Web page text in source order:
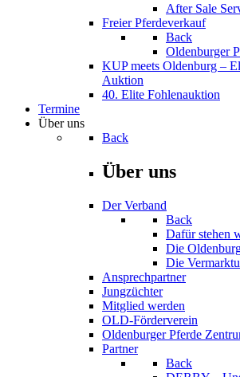
After Sale
Freier Pferdeverkauf
Back
Oldenburger
KUP meets Oldenburg –
Auktion
40. Elite Fohlenauktion
Termine
Über uns
Back
Über uns
Der Verband
Back
Dafür stehen
Die
Die
Ansprechpartner
Jungzüchter
Mitglied werden
OLD-Förderverein
Oldenburger Pferde
Partner
Back